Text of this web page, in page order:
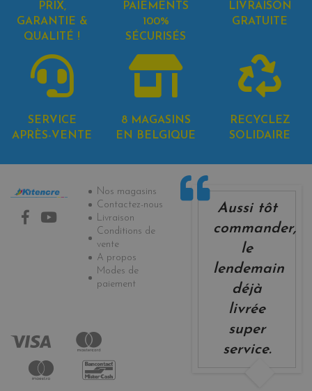
PRIX,
GARANTIE &
QUALITÉ !
PAIEMENTS
100%
SÉCURISÉS
LIVRAISON
GRATUITE
SERVICE
APRÈS-VENTE
8 MAGASINS
EN BELGIQUE
RECYCLEZ
SOLIDAIRE
Informations
Nos magasins
Contactez-nous
Livraison
Conditions de
vente
A propos
Modes de
paiement
Aussi tôt
commander,
le
lendemain
déjà
livrée
super
service.